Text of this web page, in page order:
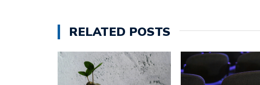
RELATED POSTS